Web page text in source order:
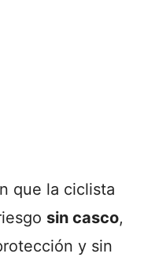
que la ciclista
sin casco,
y sin